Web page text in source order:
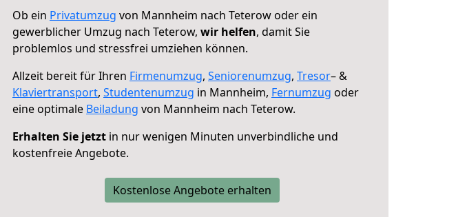
Ob ein Privatumzug von Mannheim nach Teterow oder ein
gewerblicher Umzug nach Teterow, wir helfen, damit Sie
problemlos und stressfrei umziehen können.
Allzeit bereit für Ihren Firmenumzug, Seniorenumzug, Tresor– &
Klaviertransport, Studentenumzug in Mannheim, Fernumzug oder
eine optimale Beiladung von Mannheim nach Teterow.
Erhalten Sie jetzt in nur wenigen Minuten unverbindliche und
kostenfreie Angebote.
Kostenlose Angebote erhalten